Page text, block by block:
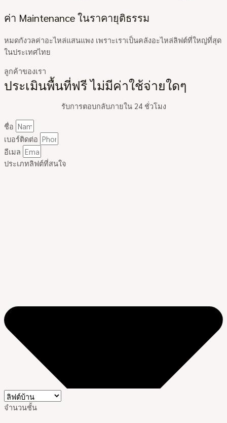
ค่า Maintenance ในราคายุติธรรม
หมดกังวลค่าอะไหล่แสนแพง เพราะเราเป็นคลังอะไหล่ลิฟต์ที่ใหญ่ที่สุด
ในประเทศไทย
ลูกค้าของเรา
ประเมินพื้นที่ฟรี ไม่มีค่าใช้จ่ายใดๆ
รับการตอบกลับภายใน 24 ชั่วโมง
ชื่อ
เบอร์ติดต่อ
อีเมล
ประเภทลิฟต์ที่สนใจ
จำนวนชั้น